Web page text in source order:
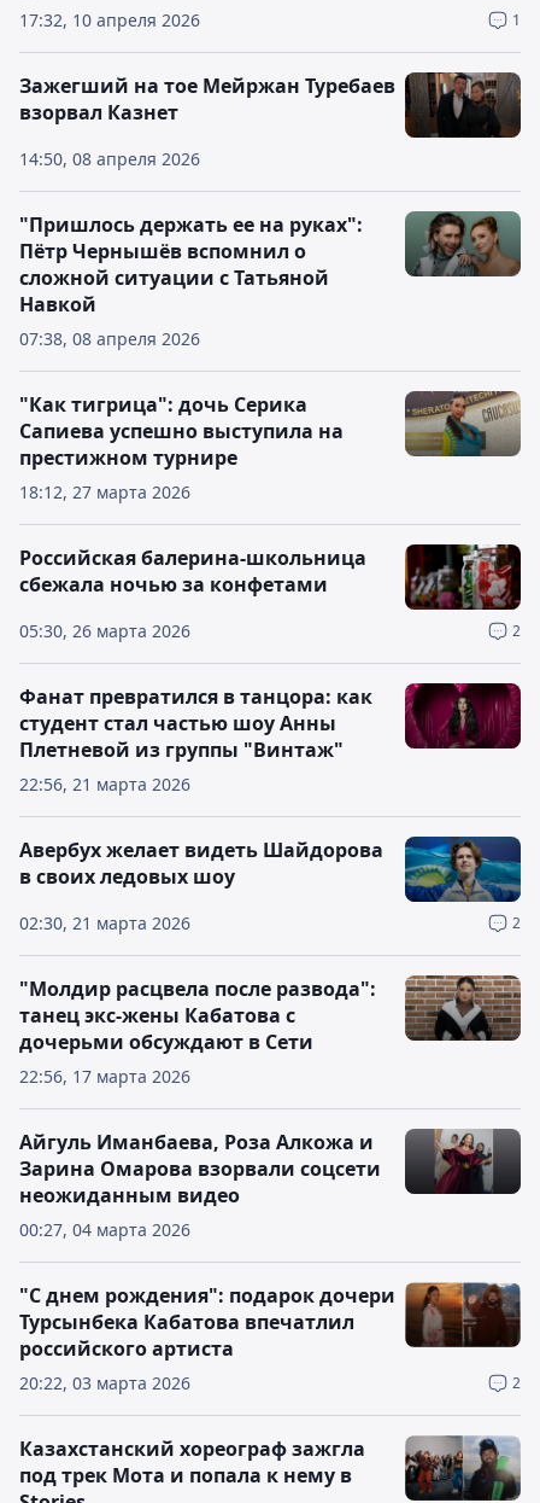
17:32, 10 апреля 2026 1
14:50, 08 апреля 2026
Зажегший на тое Мейржан Туребаев
взорвал Казнет
07:38, 08 апреля 2026
"Пришлось держать ее на руках":
Пётр Чернышёв вспомнил о
сложной ситуации с Татьяной
Навкой
18:12, 27 марта 2026
"Как тигрица": дочь Серика
Сапиева успешно выступила на
престижном турнире
05:30, 26 марта 2026 2
Российская балерина-школьница
сбежала ночью за конфетами
22:56, 21 марта 2026
Фанат превратился в танцора: как
студент стал частью шоу Анны
Плетневой из группы "Винтаж"
02:30, 21 марта 2026 2
Авербух желает видеть Шайдорова
в своих ледовых шоу
22:56, 17 марта 2026
"Молдир расцвела после развода":
танец экс-жены Кабатова с
дочерьми обсуждают в Сети
00:27, 04 марта 2026
Айгуль Иманбаева, Роза Алкожа и
Зарина Омарова взорвали соцсети
неожиданным видео
20:22, 03 марта 2026 2
"С днем рождения": подарок дочери
Турсынбека Кабатова впечатлил
российского артиста
Казахстанский хореограф зажгла
под трек Мота и попала к нему в